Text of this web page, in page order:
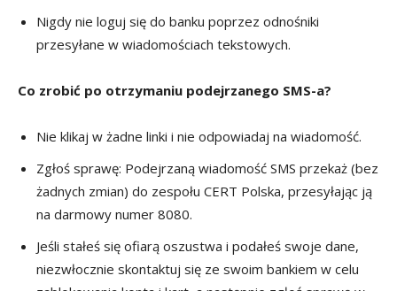
Nigdy nie loguj się do banku poprzez odnośniki
przesyłane w wiadomościach tekstowych.
Co zrobić po otrzymaniu podejrzanego SMS-a?
Nie klikaj w żadne linki i nie odpowiadaj na wiadomość.
Zgłoś sprawę: Podejrzaną wiadomość SMS przekaż (bez
żadnych zmian) do zespołu CERT Polska, przesyłając ją
na darmowy numer 8080.
Jeśli stałeś się ofiarą oszustwa i podałeś swoje dane,
niezwłocznie skontaktuj się ze swoim bankiem w celu